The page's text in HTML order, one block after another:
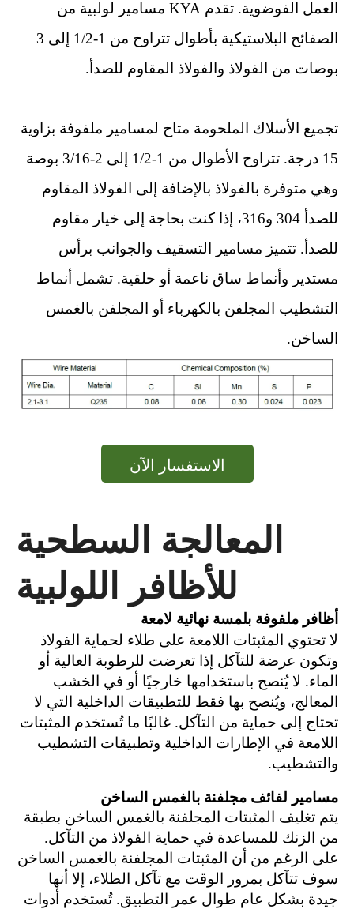
العمل الفوضوية. تقدم KYA مسامير لولبية من
الصفائح البلاستيكية بأطوال تتراوح من 1-1/2 إلى 3
بوصات من الفولاذ والفولاذ المقاوم للصدأ.
تجميع الأسلاك الملحومة متاح لمسامير ملفوفة بزاوية
15 درجة. تتراوح الأطوال من 1-1/2 إلى 2-3/16 بوصة
وهي متوفرة بالفولاذ بالإضافة إلى الفولاذ المقاوم
للصدأ 304 و316، إذا كنت بحاجة إلى خيار مقاوم
للصدأ. تتميز مسامير التسقيف والجوانب برأس
مستدير وأنماط ساق ناعمة أو حلقية. تشمل أنماط
التشطيب المجلفن بالكهرباء أو المجلفن بالغمس
الساخن.
الاستفسار الآن
المعالجة السطحية
للأظافر اللولبية
أظافر ملفوفة بلمسة نهائية لامعة
لا تحتوي المثبتات اللامعة على طلاء لحماية الفولاذ
وتكون عرضة للتآكل إذا تعرضت للرطوبة العالية أو
الماء. لا يُنصح باستخدامها خارجيًا أو في الخشب
المعالج، ويُنصح بها فقط للتطبيقات الداخلية التي لا
تحتاج إلى حماية من التآكل. غالبًا ما تُستخدم المثبتات
اللامعة في الإطارات الداخلية وتطبيقات التشطيب
والتشطيب.
مسامير لفائف مجلفنة بالغمس الساخن
يتم تغليف المثبتات المجلفنة بالغمس الساخن بطبقة
من الزنك للمساعدة في حماية الفولاذ من التآكل.
على الرغم من أن المثبتات المجلفنة بالغمس الساخن
سوف تتآكل بمرور الوقت مع تآكل الطلاء، إلا أنها
جيدة بشكل عام طوال عمر التطبيق. تُستخدم أدوات